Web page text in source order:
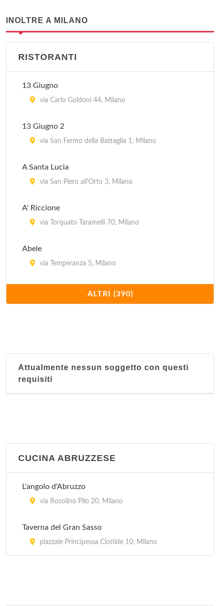
INOLTRE A MILANO
RISTORANTI
13 Giugno
via Carlo Goldoni 44, Milano
13 Giugno 2
via San Fermo della Battaglia 1, Milano
A Santa Lucia
via San Piero all'Orto 3, Milano
A' Riccione
via Torquato Taramelli 70, Milano
Abele
via Temperanza 5, Milano
piazza della Repubblica 17, Milano
Ai Corsari
ALTRI (390)
Attualmente nessun soggetto con questi
requisiti
CUCINA ABRUZZESE
L'angolo d'Abruzzo
via Rosolino Pilo 20, Milano
Taverna del Gran Sasso
piazzale Principessa Clotilde 10, Milano